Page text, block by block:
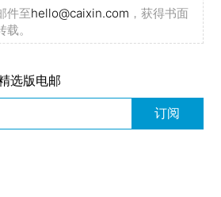
件至hello@caixin.com ，获得书面
。
选版电邮
订阅